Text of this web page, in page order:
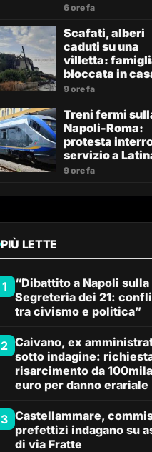
6 ore fa
Scafati, alberi
caduti su una
villetta:
bloccata in
9 ore fa
Treni fermi
Napoli-Roma:
protesta
servizio a
9 ore fa
PIÙ LETTE
1
“Dibattito a Napoli sulla
Segreteria dei 21:
tra civismo e politica”
2 Caivano, ex
sotto indagine:
risarcimento da 100mila
euro per danno erariale
3 Castellammare,
prefettizi indagano su
di via Fratte